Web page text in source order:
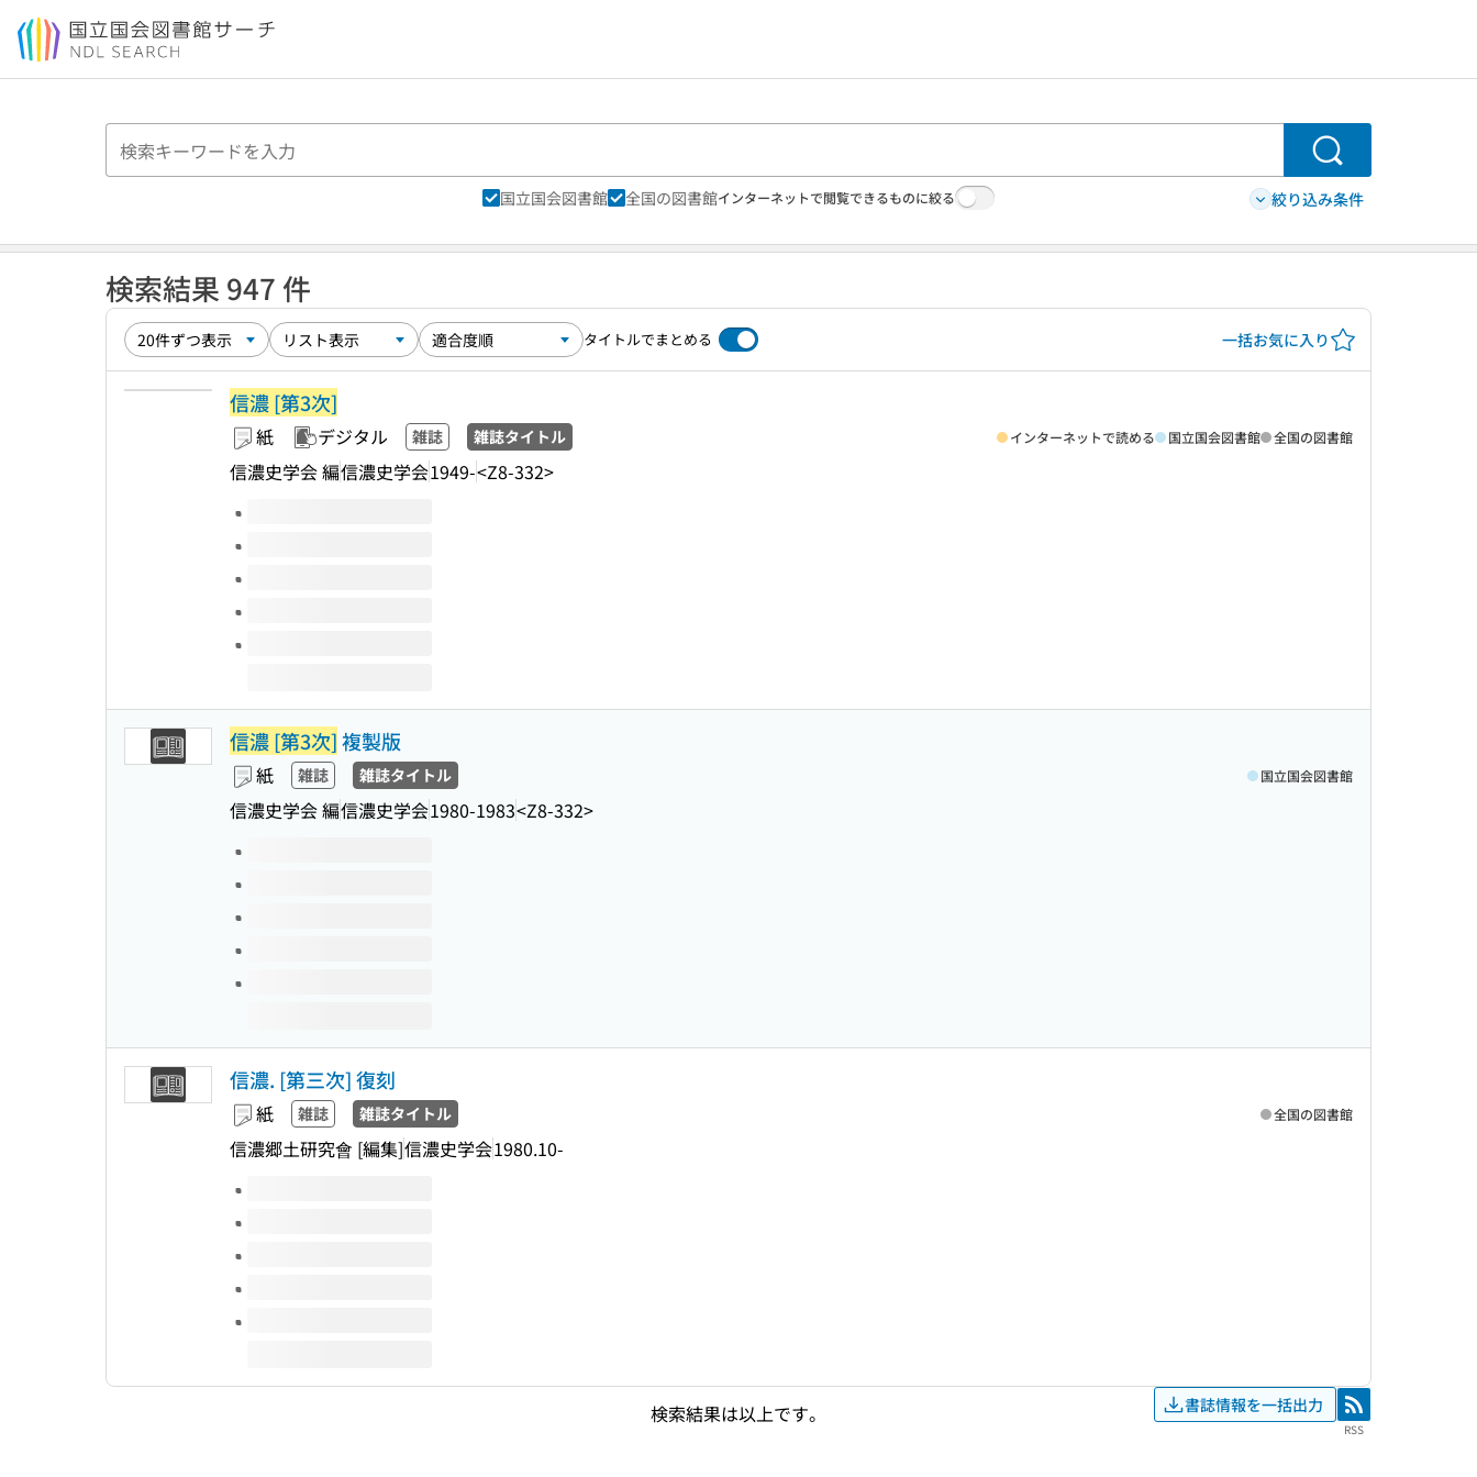
本文へ移動
検索
国立国会図書館 全国の図書館インターネットで閲覧できるものに絞る 絞り込み条件
検索結果 947 件
タイトルでまとめる 一括お気に入り
信濃 [第3次]
紙 デジタル 雑誌 雑誌タイトル
信濃史学会 編信濃史学会1949-<Z8-332>
インターネットで読める 国立国会図書館 全国の図書館
このタイトルの巻号
信濃 [第3次]複製版
紙 雑誌 雑誌タイトル
信濃史学会 編信濃史学会1980-1983<Z8-332>
国立国会図書館
このタイトルの巻号
信濃. [第三次] 復刻
紙 雑誌 雑誌タイトル
信濃郷土研究會 [編集]信濃史学会1980.10-
全国の図書館
このタイトルの巻号
検索結果は以上です。 書誌情報を一括出力 RSS
RSS